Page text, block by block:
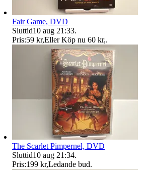
Fair Game, DVD
Sluttid10 aug 21:33.
Pris:59 kr,Eller Köp nu 60 kr,.
The Scarlet Pimpernel, DVD
Sluttid10 aug 21:34.
Pris:199 kr,Ledande bud.